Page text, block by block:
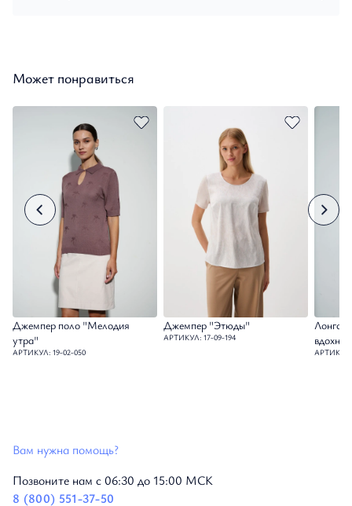
Может понравиться
Джемпер поло "Мелодия
утра"
АРТИКУЛ: 19-02-050
Джемпер "Этюды"
АРТИКУЛ: 17-09-194
АРТИКУЛ:
Вам нужна помощь?
Позвоните нам с 06:30 до 15:00 МСК
8 (800) 551-37-50